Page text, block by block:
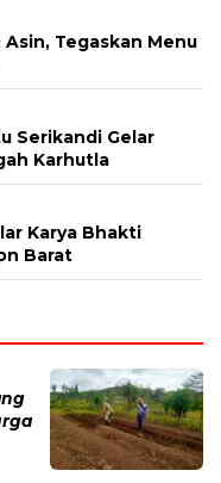
Asin, Tegaskan Menu
Serikandi Gelar
Karhutla
Karya Bhakti
Barat